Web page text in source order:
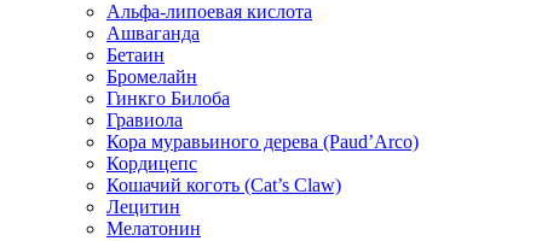
Альфа-липоевая кислота
Ашваганда
Бетаин
Бромелайн
Гинкго Билоба
Гравиола
Кора муравьиного дерева (Paud’Arco)
Кордицепс
Кошачий коготь (Cat’s Claw)
Лецитин
Мелатонин